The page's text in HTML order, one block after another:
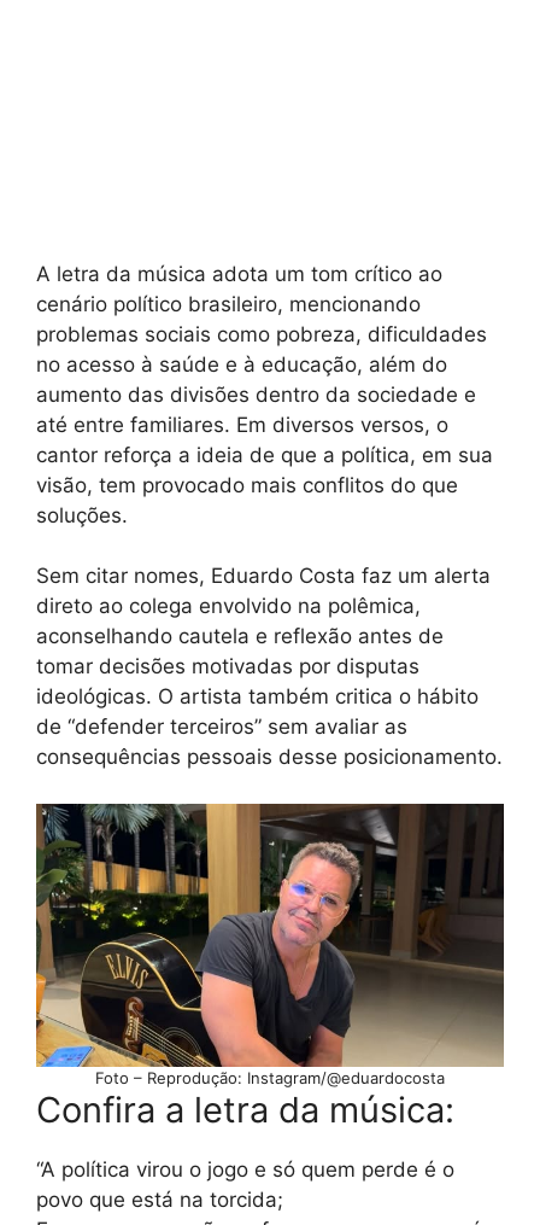
A letra da música adota um tom crítico ao
cenário político brasileiro, mencionando
problemas sociais como pobreza, dificuldades
no acesso à saúde e à educação, além do
aumento das divisões dentro da sociedade e
até entre familiares. Em diversos versos, o
cantor reforça a ideia de que a política, em sua
visão, tem provocado mais conflitos do que
soluções.
Sem citar nomes, Eduardo Costa faz um alerta
direto ao colega envolvido na polêmica,
aconselhando cautela e reflexão antes de
tomar decisões motivadas por disputas
ideológicas. O artista também critica o hábito
de “defender terceiros” sem avaliar as
consequências pessoais desse posicionamento.
Foto – Reprodução: Instagram/@eduardocosta
Confira a letra da música:
“A política virou o jogo e só quem perde é o
povo que está na torcida;